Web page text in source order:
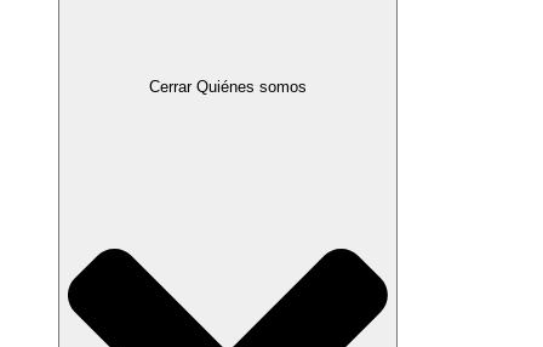
Cerrar Quiénes somos